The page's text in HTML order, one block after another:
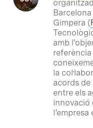
Barcelona
Gimpera (
amb
la
acords de
entre els
innovació
l’empresa